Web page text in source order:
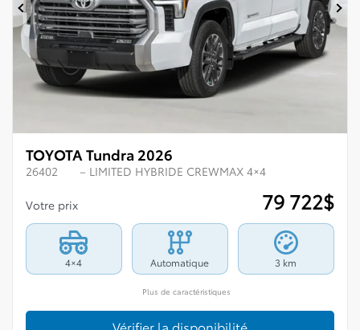
Précédent
TOYOTA Tundra 2026
26402 – LIMITED HYBRIDE CREWMAX 4×4
Votre prix 79 722$
4×4 Automatique 3 km
Plus de caractéristiques